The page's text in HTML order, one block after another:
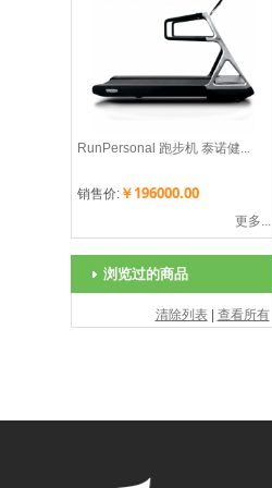
RunPersonal 跑步机 泰诺健...
销售价:￥196000.00
更多...
浏览过的商品
清除列表| 查看所有